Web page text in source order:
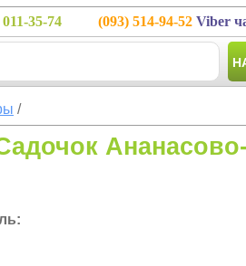
011-35-74 (093) 514-94-52 Viber
/